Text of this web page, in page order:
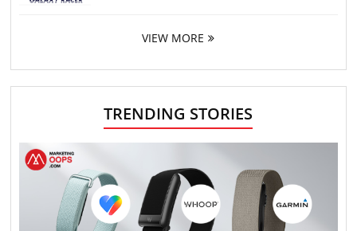
VIEW MORE
TRENDING STORIES